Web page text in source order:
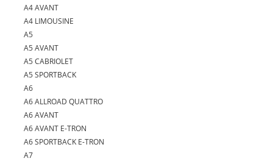
A4 AVANT
A4 LIMOUSINE
A5
A5 AVANT
A5 CABRIOLET
A5 SPORTBACK
A6
A6 ALLROAD QUATTRO
A6 AVANT
A6 AVANT E-TRON
A6 SPORTBACK E-TRON
A7